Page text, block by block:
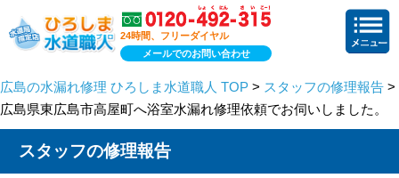
24時間、フリーダイヤル
メールでのお問い合わせ
広島の水漏れ修理 ひろしま水道職人 TOP > スタッフの修理報告 >
広島県東広島市高屋町へ浴室水漏れ修理依頼でお伺いしました。
スタッフの修理報告